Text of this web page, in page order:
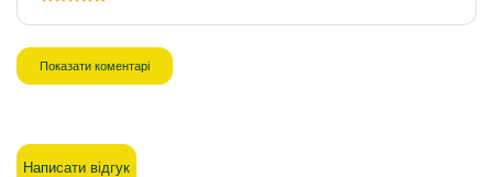
Показати коментарі
Написати відгук